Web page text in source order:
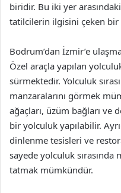
biridir. Bu iki yer
tatilcilerin ilgisini çeken bir
Bodrum’dan İzmir’e
Özel araçla yapılan
sürmektedir. Yolculuk
manzaralarını görmek
ağaçları, üzüm bağları ve
bir yolculuk yapılabilir.
dinlenme tesisleri ve
sayede yolculuk
tatmak mümkündür.